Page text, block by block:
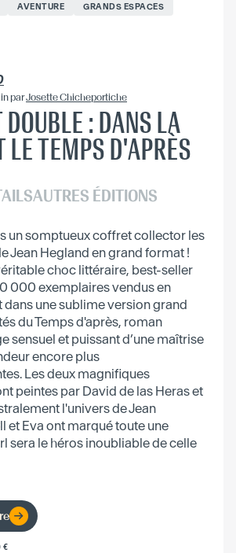
AVENTURE
GRANDS ESPACES
parJosette Chicheportiche
DOUBLE : DANS LA
LE TEMPS D'APRÈS
AUTRES ÉDITIONS
un somptueux coffret collector les
Jean Hegland en grand format !
choc littéraire, best-seller
000 exemplaires vendus en
dans une sublime version grand
du Temps d'après, roman
sensuel et puissant d’une maîtrise
encore plus
Les deux magnifiques
peintes par David de las Heras et
l'univers de Jean
et Eva ont marqué toute une
sera le héros inoubliable de celle
€